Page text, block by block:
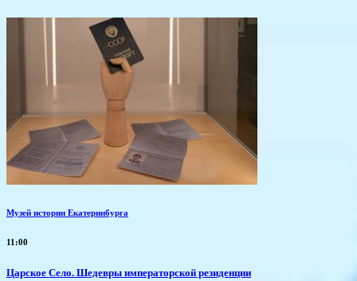
Музей истории Екатеринбурга
11:00
Царское Село. Шедевры императорской резиденции